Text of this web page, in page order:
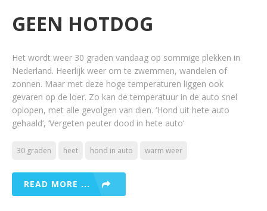
GEEN HOTDOG
Het wordt weer 30 graden vandaag op sommige plekken in
Nederland. Heerlijk weer om te zwemmen, wandelen of
zonnen. Maar met deze hoge temperaturen liggen ook
gevaren op de loer. Zo kan de temperatuur in de auto snel
oplopen, met alle gevolgen van dien. ‘Hond uit hete auto
gehaald‘, ‘Vergeten peuter dood in hete auto‘
30 graden heet hond in auto warm weer
READ MORE ...